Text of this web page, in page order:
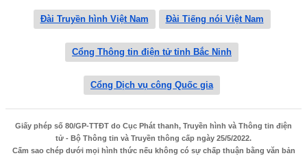
Đài Truyền hình Việt Nam Đài Tiếng nói Việt Nam
Cổng Thông tin điện tử tỉnh Bắc Ninh
Cổng Dịch vụ công Quốc gia
Giấy phép số 80/GP-TTĐT do Cục Phát thanh, Truyền hình và Thông tin điện
tử - Bộ Thông tin và Truyền thông cấp ngày 25/5/2022.
Cấm sao chép dưới mọi hình thức nếu không có sự chấp thuận bằng văn bản